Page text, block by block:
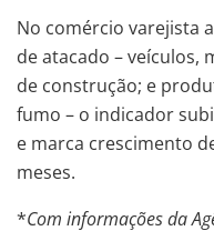
No comércio varejista
de atacado – veículos,
de construção; e
fumo – o indicador
e marca crescimento
meses.
*Com informações da